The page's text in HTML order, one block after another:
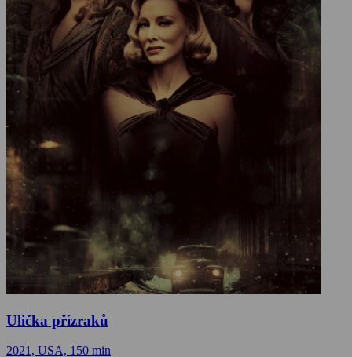
Ulička přízraků
2021, USA, 150 min